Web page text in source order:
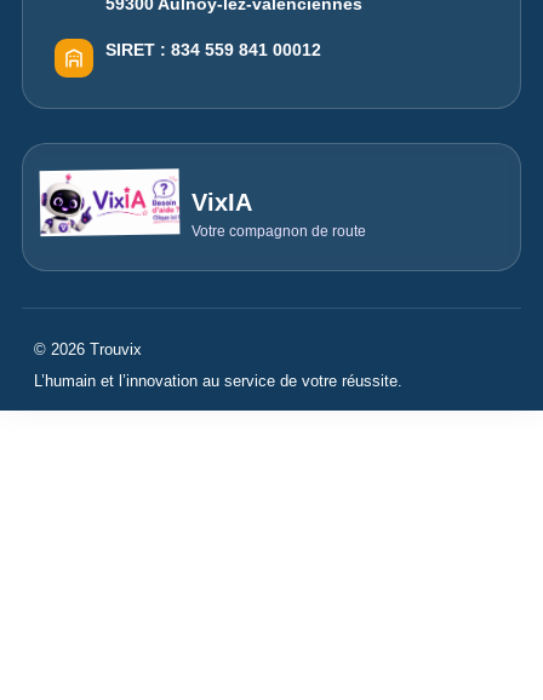
SIRET : 834 559 841 00012
VixIA
Votre compagnon de route
© 2026 Trouvix
L’humain et l’innovation au service de votre réussite.